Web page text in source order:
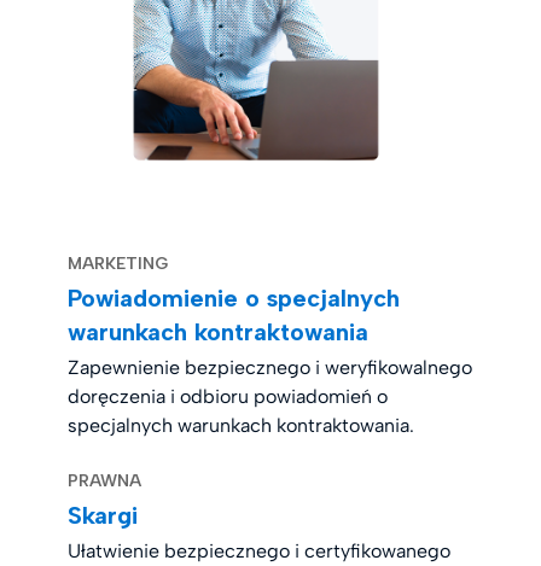
MARKETING
Powiadomienie o specjalnych
warunkach kontraktowania
Zapewnienie bezpiecznego i weryfikowalnego
doręczenia i odbioru powiadomień o
specjalnych warunkach kontraktowania.
PRAWNA
Skargi
Ułatwienie bezpiecznego i certyfikowanego